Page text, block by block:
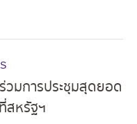
วมการประชุมสุดยอด
สหรัฐฯ